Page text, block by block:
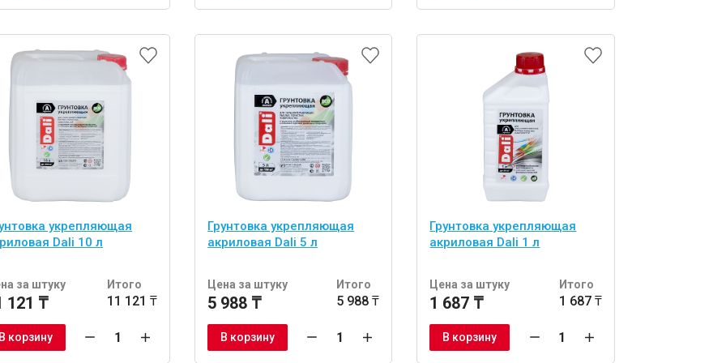
укрепляющая
Dali 10 л
за штуку
121 ₸
Итого
11 121 ₸
В корзину
Грунтовка укрепляющая
акриловая Dali 5 л
Цена за штуку
5 988 ₸
Итого
5 988 ₸
В корзину
Грунтовка укрепляющая
акриловая Dali 1 л
Цена за штуку
1 687 ₸
Итого
1 687 ₸
В корзину